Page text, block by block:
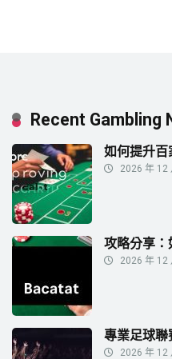
Recent Gambling
如何提升百
2026 年 12
攻略分享：
2026 年 12
專業足球聯
2026 年 12